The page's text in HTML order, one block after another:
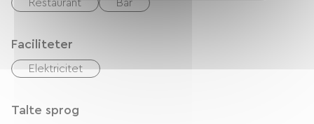
Restaurant Bar
Faciliteter
Elektricitet
Talte sprog